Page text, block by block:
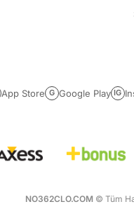
App Store G Google Play IG
NO362CLO.COM © Tüm